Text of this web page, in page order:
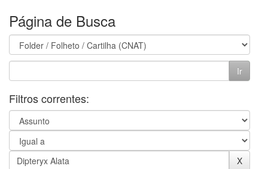
Página de Busca
Filtros correntes: